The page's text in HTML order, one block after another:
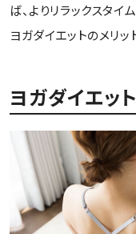
ば、よりリラックスタイ
ヨガダイエットのメリッ
ヨガダイエッ